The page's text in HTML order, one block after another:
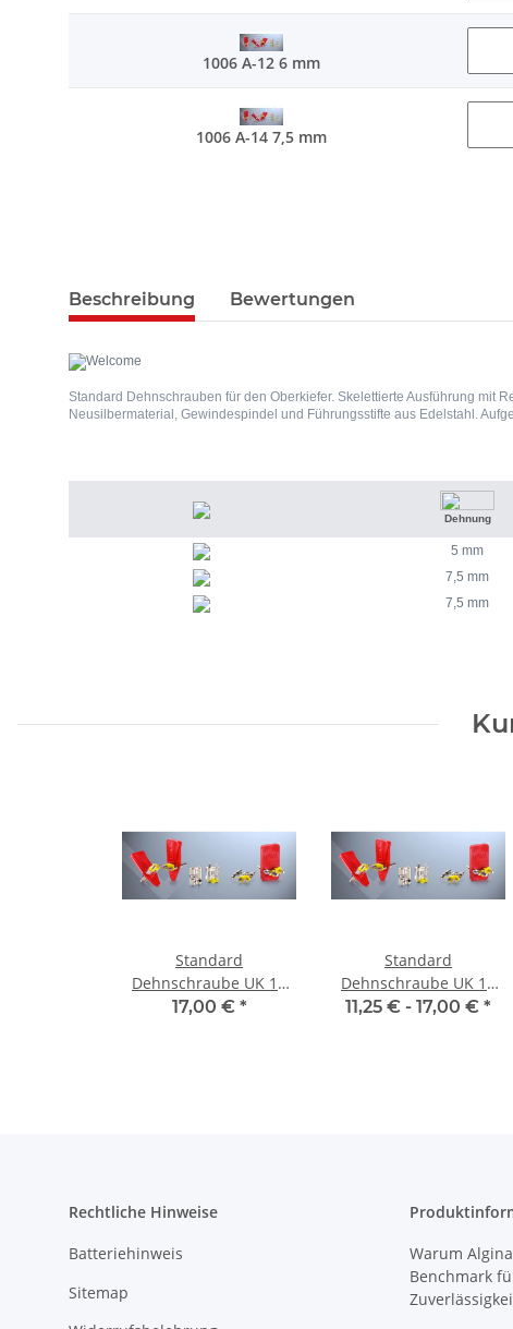
1006 A-12 6 mm
1006 A-14 7,5 mm
Beschreibung Bewertungen
Standard Dehnschrauben für den Oberkiefer. Skelettierte Ausführung mit
Neusilbermaterial, Gewindespindel und Führungsstifte aus Edelstahl.
Dehnung
5 mm
7,5 mm
7,5 mm
Standard
Dehnschraube UK 10
Stück 1006 B-10 5 mm
17,00 € *
Standard
Dehnschraube UK 10
Stück
11,25 € - 17,00 € *
Rechtliche Hinweise
Batteriehinweis
Sitemap
Warum
Benchmark